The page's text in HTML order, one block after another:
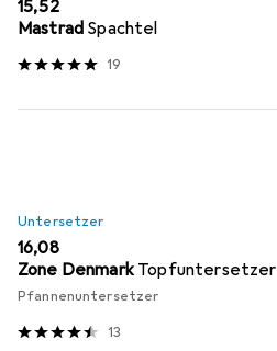
EUR
15,52
Mastrad Spachtel
19
Untersetzer
EUR
16,08
Zone Denmark Topfuntersetzer
Pfannenuntersetzer
13